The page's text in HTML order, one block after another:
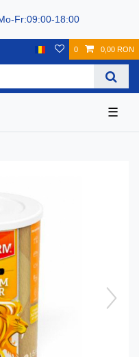
Fr:09:00-18:00
0 0,00 RON
☰